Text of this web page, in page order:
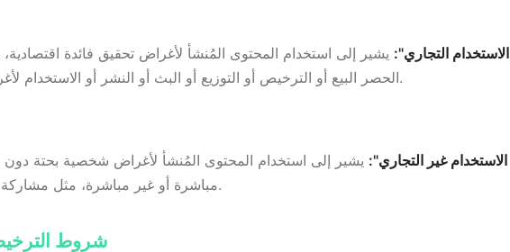
"الاستخدام التجاري": يشير إلى استخدام المحتوى المُنشأ لأغراض تحقيق فائدة
الحصر البيع أو الترخيص أو التوزيع أو البث أو النشر أو الاستخدام لأغراض الإعلانات أو المواد الترويجية.
"الاستخدام غير التجاري": يشير إلى استخدام المحتوى المُنشأ لأغراض شخصية بحتة دون
مباشرة أو غير مباشرة، مثل مشاركة المحتوى على منصات غير ربحية.
3. شروط